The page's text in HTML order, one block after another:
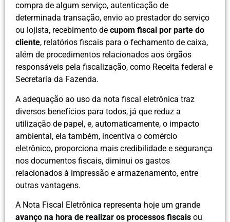
compra de algum serviço, autenticação de
determinada transação, envio ao prestador do serviço
ou lojista, recebimento de cupom fiscal por parte do
cliente, relatórios fiscais para o fechamento de caixa,
além de procedimentos relacionados aos órgãos
responsáveis pela fiscalização, como Receita federal e
Secretaria da Fazenda.
A adequação ao uso da nota fiscal eletrônica traz
diversos benefícios para todos, já que reduz a
utilização de papel, e, automaticamente, o impacto
ambiental, ela também, incentiva o comércio
eletrônico, proporciona mais credibilidade e segurança
nos documentos fiscais, diminui os gastos
relacionados à impressão e armazenamento, entre
outras vantagens.
A Nota Fiscal Eletrônica representa hoje um grande
avanço na hora de realizar os processos fiscais ou